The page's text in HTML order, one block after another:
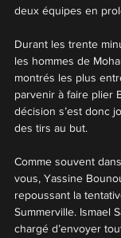
deux équipes en
Durant les trente
les hommes de
montrés les plus
parvenir à faire plier
décision s’est donc
des tirs au but.
Comme souvent
vous, Yassine
repoussant la
Summerville. Ismael
chargé d’envoyer